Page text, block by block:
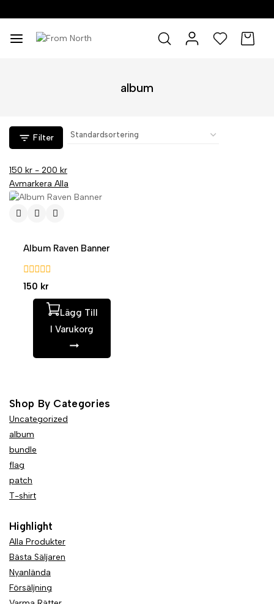
album
Filter
150 kr - 200 kr
Avmarkera Alla
Album Raven Banner
0
av
150 kr
Lägg Till
I Varukorg
Shop By Categories
Uncategorized
album
bundle
flag
patch
T-shirt
Highlight
Alla Produkter
Bästa Säljaren
Nyanlända
Försäljning